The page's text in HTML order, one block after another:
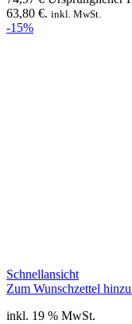
63,80 €. inkl. MwSt.
-15%
Schnellansicht
Zum Wunschzettel
inkl. 19 % MwSt.